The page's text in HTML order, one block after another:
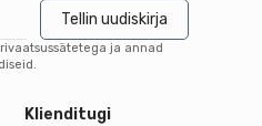
Tellin uudiskirja
ja annad
Klienditugi